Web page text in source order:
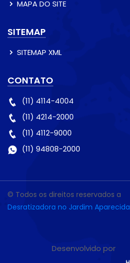
MAPA DO SITE
SITEMAP
SITEMAP XML
CONTATO
(11) 4114-4004
(11) 4214-2000
(11) 4112-9000
(11) 94808-2000
© Todos os direitos reservados a
Desratizadora no Jardim Aparecida
Desenvolvido por